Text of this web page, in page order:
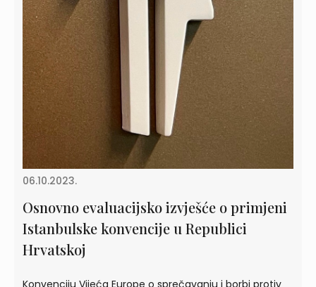
06.10.2023.
Osnovno evaluacijsko izvješće o primjeni
Istanbulske konvencije u Republici
Hrvatskoj